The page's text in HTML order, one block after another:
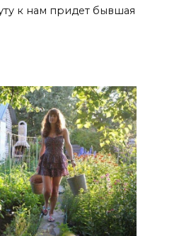
к нам придет бывшая